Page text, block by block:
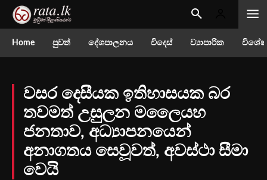
Home පුවත් දේශපාලනය විදෙස් ව්‍යාපාරික
වසර දෙසීයක ඉතිහාසයක බර
තවමත් උසුලන මලෛයහ
ජනතාව, අධ්‍යාපනයෙන්
අනාගතය සෙවූවත්, අවස්ථා සීමා
වෙයි